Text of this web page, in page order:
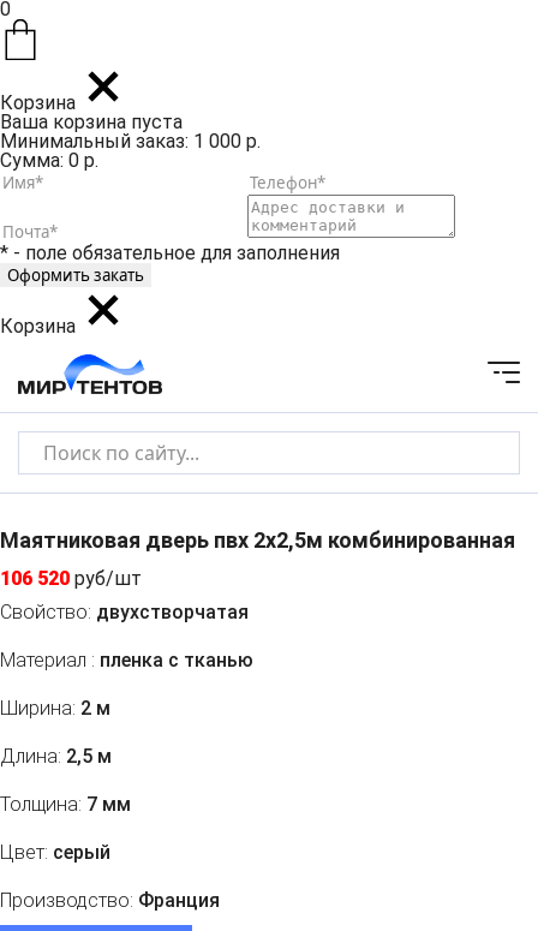
0
Корзина
Ваша корзина пуста
Минимальный заказ: 1 000 р.
Сумма: 0 р.
* - поле обязательное для заполнения
Корзина
Маятниковая дверь пвх 2x2,5м комбинированная
106 520 руб/шт
Свойство: двухстворчатая
Материал : пленка с тканью
Ширина: 2 м
Длина: 2,5 м
Толщина: 7 мм
Цвет: серый
Производство: Франция